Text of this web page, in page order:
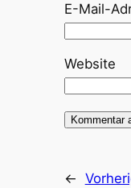
E-Mail-
Website
←